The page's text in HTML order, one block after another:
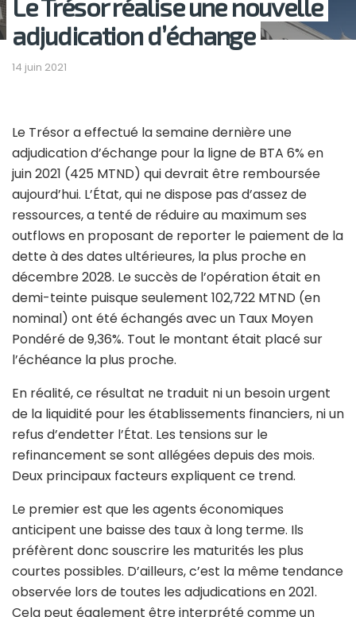
Le Trésor réalise une nouvelle
adjudication d’échange
14 juin 2021
Le Trésor a effectué la semaine dernière une
adjudication d’échange pour la ligne de BTA 6% en
juin 2021 (425 MTND) qui devrait être remboursée
aujourd’hui. L’État, qui ne dispose pas d’assez de
ressources, a tenté de réduire au maximum ses
outflows en proposant de reporter le paiement de la
dette à des dates ultérieures, la plus proche en
décembre 2028. Le succès de l’opération était en
demi-teinte puisque seulement 102,722 MTND (en
nominal) ont été échangés avec un Taux Moyen
Pondéré de 9,36%. Tout le montant était placé sur
l’échéance la plus proche.
En réalité, ce résultat ne traduit ni un besoin urgent
de la liquidité pour les établissements financiers, ni un
refus d’endetter l’État. Les tensions sur le
refinancement se sont allégées depuis des mois.
Deux principaux facteurs expliquent ce trend.
Le premier est que les agents économiques
anticipent une baisse des taux à long terme. Ils
préfèrent donc souscrire les maturités les plus
courtes possibles. D’ailleurs, c’est la même tendance
observée lors de toutes les adjudications en 2021.
Cela peut également être interprété comme un